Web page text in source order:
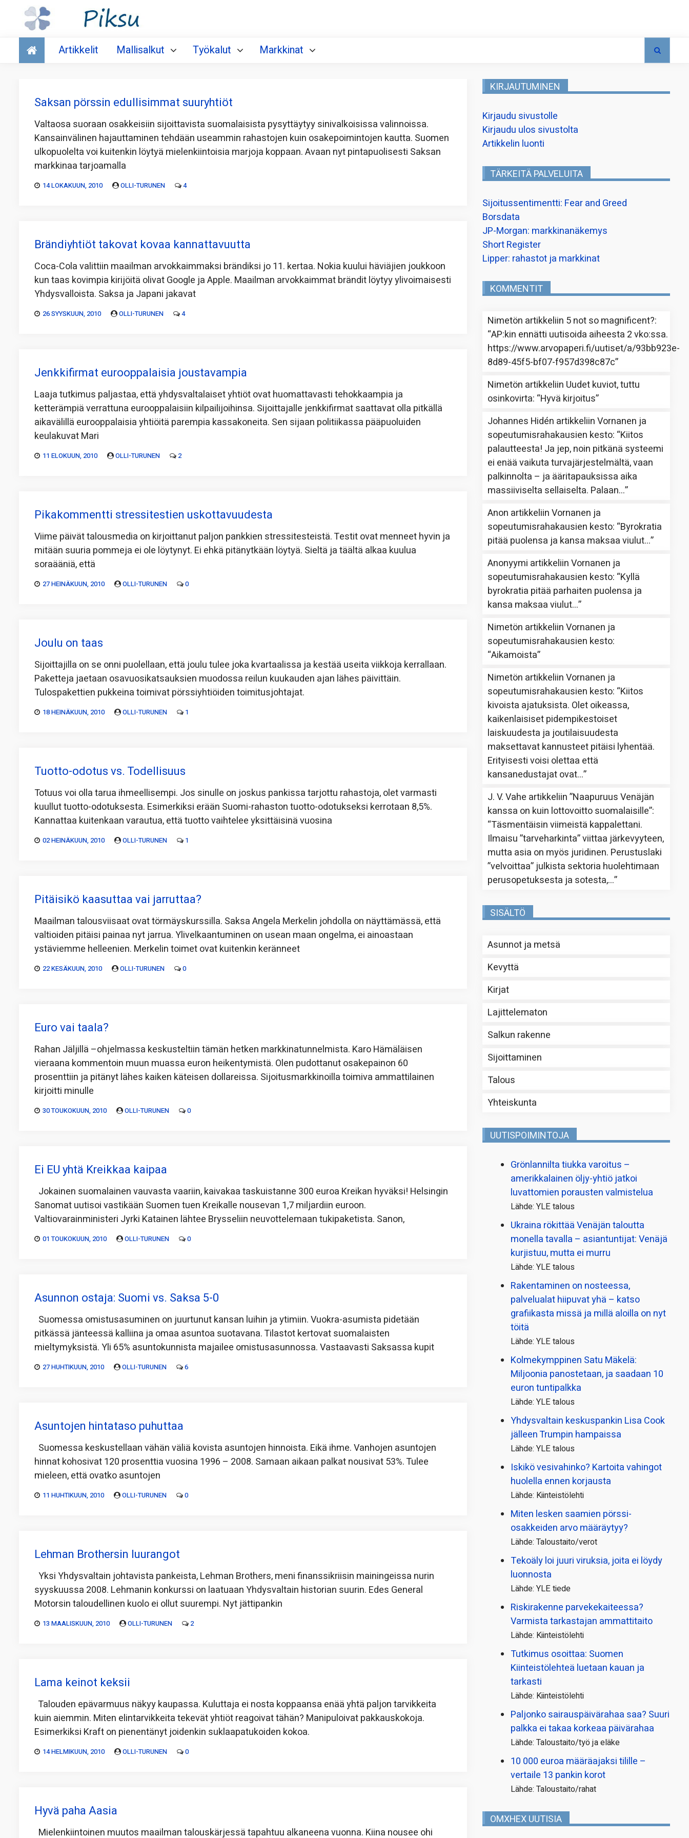
Talous
Artikkelit Mallisalkut Työkalut Markkinat
Saksan pörssin edullisimmat suuryhtiöt
Valtaosa suoraan osakkeisiin sijoittavista suomalaisista pysyttäytyy sinivalkoisissa valinnoissa.
Kansainvälinen hajauttaminen tehdään useammin rahastojen kuin osakepoimintojen kautta. Suomen
ulkopuolelta voi kuitenkin löytyä mielenkiintoisia marjoja koppaan. Avaan nyt pintapuolisesti Saksan
markkinaa tarjoamalla
14 LOKAKUUN, 2010 OLLI-TURUNEN 4
Brändiyhtiöt takovat kovaa kannattavuutta
Coca-Cola valittiin maailman arvokkaimmaksi brändiksi jo 11. kertaa. Nokia kuului häviäjien joukkoon
kun taas kovimpia kirijöitä olivat Google ja Apple. Maailman arvokkaimmat brändit löytyy ylivoimaisesti
Yhdysvalloista. Saksa ja Japani jakavat
26 SYYSKUUN, 2010 OLLI-TURUNEN 4
Jenkkifirmat eurooppalaisia joustavampia
Laaja tutkimus paljastaa, että yhdysvaltalaiset yhtiöt ovat huomattavasti tehokkaampia ja
ketterämpiä verrattuna eurooppalaisiin kilpailijoihinsa. Sijoittajalle jenkkifirmat saattavat olla pitkällä
aikavälillä eurooppalaisia yhtiöitä parempia kassakoneita. Sen sijaan politiikassa pääpuoluiden
keulakuvat Mari
11 ELOKUUN, 2010 OLLI-TURUNEN 2
Pikakommentti stressitestien uskottavuudesta
Viime päivät talousmedia on kirjoittanut paljon pankkien stressitesteistä. Testit ovat menneet hyvin ja
mitään suuria pommeja ei ole löytynyt. Ei ehkä pitänytkään löytyä. Sieltä ja täältä alkaa kuulua
soraääniä, että
27 HEINÄKUUN, 2010 OLLI-TURUNEN 0
Joulu on taas
Sijoittajilla on se onni puolellaan, että joulu tulee joka kvartaalissa ja kestää useita viikkoja kerrallaan.
Paketteja jaetaan osavuosikatsauksien muodossa reilun kuukauden ajan lähes päivittäin.
Tulospakettien pukkeina toimivat pörssiyhtiöiden toimitusjohtajat.
18 HEINÄKUUN, 2010 OLLI-TURUNEN 1
Tuotto-odotus vs. Todellisuus
Totuus voi olla tarua ihmeellisempi. Jos sinulle on joskus pankissa tarjottu rahastoja, olet varmasti
kuullut tuotto-odotuksesta. Esimerkiksi erään Suomi-rahaston tuotto-odotukseksi kerrotaan 8,5%.
Kannattaa kuitenkaan varautua, että tuotto vaihtelee yksittäisinä vuosina
02 HEINÄKUUN, 2010 OLLI-TURUNEN 1
Pitäisikö kaasuttaa vai jarruttaa?
Maailman talousviisaat ovat törmäyskurssilla. Saksa Angela Merkelin johdolla on näyttämässä, että
valtioiden pitäisi painaa nyt jarrua. Ylivelkaantuminen on usean maan ongelma, ei ainoastaan
ystäviemme helleenien. Merkelin toimet ovat kuitenkin keränneet
22 KESÄKUUN, 2010 OLLI-TURUNEN 0
Euro vai taala?
Rahan Jäljillä –ohjelmassa keskusteltiin tämän hetken markkinatunnelmista. Karo Hämäläisen
vieraana kommentoin muun muassa euron heikentymistä. Olen pudottanut osakepainon 60
prosenttiin ja pitänyt lähes kaiken käteisen dollareissa. Sijoitusmarkkinoilla toimiva ammattilainen
kirjoitti minulle
30 TOUKOKUUN, 2010 OLLI-TURUNEN 0
Ei EU yhtä Kreikkaa kaipaa
Jokainen suomalainen vauvasta vaariin, kaivakaa taskuistanne 300 euroa Kreikan hyväksi! Helsingin
Sanomat uutisoi vastikään Suomen tuen Kreikalle nousevan 1,7 miljardiin euroon.
Valtiovarainministeri Jyrki Katainen lähtee Brysseliin neuvottelemaan tukipaketista. Sanon,
01 TOUKOKUUN, 2010 OLLI-TURUNEN 0
Asunnon ostaja: Suomi vs. Saksa 5-0
Suomessa omistusasuminen on juurtunut kansan luihin ja ytimiin. Vuokra-asumista pidetään
pitkässä jänteessä kalliina ja omaa asuntoa suotavana. Tilastot kertovat suomalaisten
mieltymyksistä. Yli 65% asuntokunnista majailee omistusasunnossa. Vastaavasti Saksassa kupit
27 HUHTIKUUN, 2010 OLLI-TURUNEN 6
Asuntojen hintataso puhuttaa
Suomessa keskustellaan vähän väliä kovista asuntojen hinnoista. Eikä ihme. Vanhojen asuntojen
hinnat kohosivat 120 prosenttia vuosina 1996 – 2008. Samaan aikaan palkat nousivat 53%. Tulee
mieleen, että ovatko asuntojen
11 HUHTIKUUN, 2010 OLLI-TURUNEN 0
Lehman Brothersin luurangot
Yksi Yhdysvaltain johtavista pankeista, Lehman Brothers, meni finanssikriisin mainingeissa nurin
syyskuussa 2008. Lehmanin konkurssi on laatuaan Yhdysvaltain historian suurin. Edes General
Motorsin taloudellinen kuolo ei ollut suurempi. Nyt jättipankin
13 MAALISKUUN, 2010 OLLI-TURUNEN 2
Lama keinot keksii
Talouden epävarmuus näkyy kaupassa. Kuluttaja ei nosta koppaansa enää yhtä paljon tarvikkeita
kuin aiemmin. Miten elintarvikkeita tekevät yhtiöt reagoivat tähän? Manipuloivat pakkauskokoja.
Esimerkiksi Kraft on pienentänyt joidenkin suklaapatukoiden kokoa.
14 HELMIKUUN, 2010 OLLI-TURUNEN 0
Hyvä paha Aasia
Mielenkiintoinen muutos maailman talouskärjessä tapahtuu alkaneena vuonna. Kiina nousee ohi
KIRJAUTUMINEN
Kirjaudu sivustolle
Kirjaudu ulos sivustolta
Artikkelin luonti
TÄRKEITÄ PALVELUITA
Sijoitussentimentti: Fear and Greed
Borsdata
JP-Morgan: markkinanäkemys
Short Register
Lipper: rahastot ja markkinat
KOMMENTIT
Nimetön artikkeliin 5 not so magnificent?:
“AP:kin ennätti uutisoida aiheesta 2 vko:ssa.
https://www.arvopaperi.fi/uutiset/a/93bb923e-
8d89-45f5-bf07-f957d398c87c”
Nimetön artikkeliin Uudet kuviot, tuttu
osinkovirta: “Hyvä kirjoitus”
Johannes Hidén artikkeliinVornanen ja
sopeutumisrahakausien kesto: “Kiitos
palautteesta! Ja jep, noin pitkänä systeemi
ei enää vaikuta turvajärjestelmältä, vaan
palkinnolta – ja ääritapauksissa aika
massiiviselta sellaiselta. Palaan…”
Anon artikkeliinVornanen ja
sopeutumisrahakausien kesto: “Byrokratia
pitää puolensa ja kansa maksaa viulut…”
Anonyymi artikkeliinVornanen ja
sopeutumisrahakausien kesto: “Kyllä
byrokratia pitää parhaiten puolensa ja
kansa maksaa viulut…”
Nimetön artikkeliinVornanen ja
sopeutumisrahakausien kesto:
“Aikamoista”
Nimetön artikkeliinVornanen ja
sopeutumisrahakausien kesto: “Kiitos
kivoista ajatuksista. Olet oikeassa,
kaikenlaisiset pidempikestoiset
laiskuudesta ja joutilaisuudesta
maksettavat kannusteet pitäisi lyhentää.
Erityisesti voisi olettaa että
kansanedustajat ovat…”
J. V. Vahe artikkeliin”Naapuruus Venäjän
kanssa on kuin lottovoitto suomalaisille”:
“Täsmentäisin viimeistä kappalettani.
Ilmaisu ”tarveharkinta” viittaa järkevyyteen,
mutta asia on myös juridinen. Perustuslaki
”velvoittaa” julkista sektoria huolehtimaan
perusopetuksesta ja sotesta,…”
SISÄLTÖ
Asunnot ja metsä
Kevyttä
Kirjat
Lajittelematon
Salkun rakenne
Sijoittaminen
Talous
Yhteiskunta
UUTISPOIMINTOJA
Grönlannilta tiukka varoitus –
amerikkalainen öljy-yhtiö jatkoi
luvattomien porausten valmistelua
Lähde: YLE talous
Ukraina rökittää Venäjän taloutta
monella tavalla – asiantuntijat: Venäjä
kurjistuu, mutta ei murru
Lähde: YLE talous
Rakentaminen on nosteessa,
palvelualat hiipuvat yhä – katso
grafiikasta missä ja millä aloilla on nyt
töitä
Lähde: YLE talous
Kolmekymppinen Satu Mäkelä:
Miljoonia panostetaan, ja saadaan 10
euron tuntipalkka
Lähde: YLE talous
Yhdysvaltain keskuspankin Lisa Cook
jälleen Trumpin hampaissa
Lähde: YLE talous
Iskikö vesivahinko? Kartoita vahingot
huolella ennen korjausta
Lähde: Kiinteistölehti
Miten lesken saamien pörssi­
osakkeiden arvo määräytyy?
Lähde: Taloustaito/verot
Tekoäly loi juuri viruksia, joita ei löydy
luonnosta
Lähde: YLE tiede
Riskirakenne parvekekaiteessa?
Varmista tarkastajan ammattitaito
Lähde: Kiinteistölehti
Tutkimus osoittaa: Suomen
Kiinteistölehteä luetaan kauan ja
tarkasti
Lähde: Kiinteistölehti
Paljonko sairauspäivä­rahaa saa? Suuri
palkka ei takaa korkeaa päivärahaa
Lähde: Taloustaito/työ ja eläke
10 000 euroa määräajaksi tilille –
vertaile 13 pankin korot
Lähde: Taloustaito/rahat
OMXHEX UUTISIA